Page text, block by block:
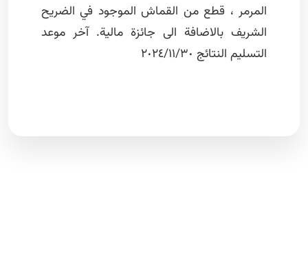
المرمر ، قطع من القماش الموجود في الضريح
الشريف بالاضافة الى جائزة مالية. آخر موعد
التسليم النتائج ٢٠٢٤/١١/٣٠